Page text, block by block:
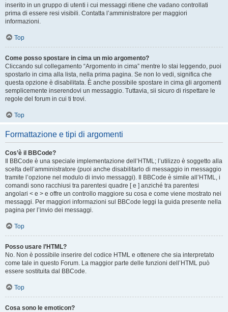
inserito in un gruppo di utenti i cui messaggi ritiene che vadano controllati
prima di essere resi visibili. Contatta l’amministratore per maggiori
informazioni.
Top
Come posso spostare in cima un mio argomento?
Cliccando sul collegamento “Argomento in cima” mentre lo stai leggendo, puoi
spostarlo in cima alla lista, nella prima pagina. Se non lo vedi, significa che
questa opzione è disabilitata. È anche possibile spostare in cima gli argomenti
semplicemente inserendovi un messaggio. Tuttavia, sii sicuro di rispettare le
regole del forum in cui ti trovi.
Top
Formattazione e tipi di argomenti
Cos’è il BBCode?
Il BBCode è una speciale implementazione dell’HTML; l’utilizzo è soggetto alla
scelta dell’amministratore (puoi anche disabilitarlo di messaggio in messaggio
tramite l’opzione nel modulo di invio messaggi). Il BBCode è simile all’HTML, i
comandi sono racchiusi tra parentesi quadre [ e ] anziché tra parentesi
angolari < e > e offre un controllo maggiore su cosa e come viene mostrato nei
messaggi. Per maggiori informazioni sul BBCode leggi la guida presente nella
pagina per l’invio dei messaggi.
Top
Posso usare l’HTML?
No. Non è possibile inserire del codice HTML e ottenere che sia interpretato
come tale in questo Forum. La maggior parte delle funzioni dell’HTML può
essere sostituita dal BBCode.
Top
Cosa sono le emoticon?